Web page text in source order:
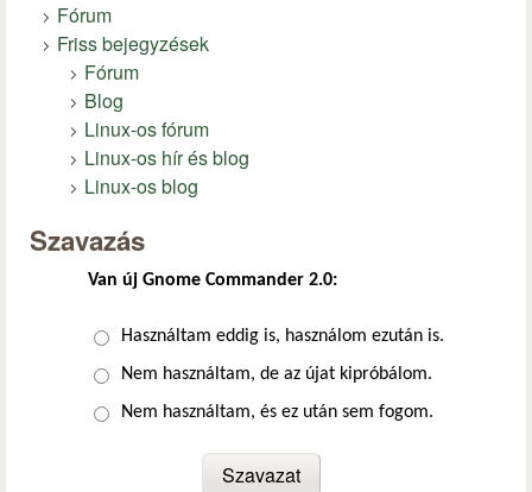
Fórum
Friss bejegyzések
Fórum
Blog
Linux-os fórum
Linux-os hír és blog
Linux-os blog
Szavazás
Van új Gnome Commander 2.0:
Választások
Használtam eddig is, használom ezután is.
Nem használtam, de az újat kipróbálom.
Nem használtam, és ez után sem fogom.